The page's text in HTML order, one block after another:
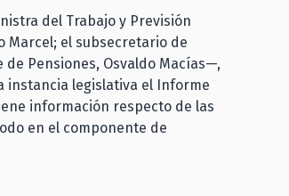
del Trabajo y Previsión
Marcel; el subsecretario de
de Pensiones, Osvaldo Macías—,
instancia legislativa el Informe
información respecto de las
en el componente de